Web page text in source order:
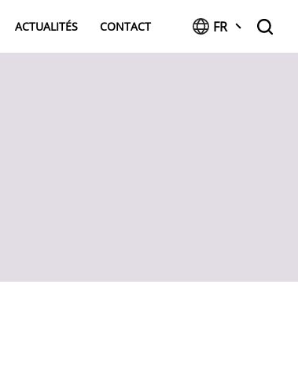
ACTUALITÉS CONTACT FR